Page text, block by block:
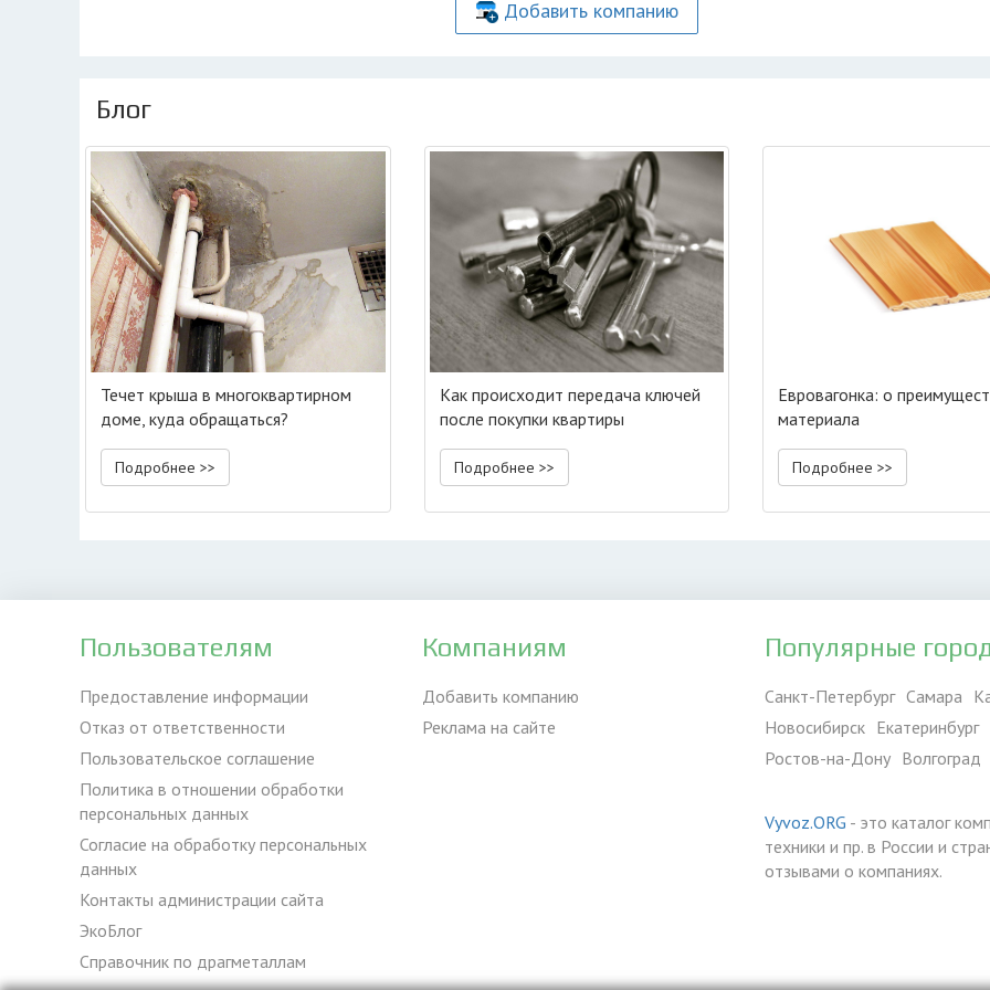
Добавить компанию
Блог
Течет крыша в многоквартирном
доме, куда обращаться?
Подробнее >>
Как происходит передача ключей
после покупки квартиры
Подробнее >>
Евровагонка: о
материала
Подробнее >>
Пользователям
Предоставление информации
Отказ от ответственности
Пользовательское соглашение
Политика в отношении обработки
персональных данных
Согласие на обработку персональных
данных
Контакты администрации сайта
ЭкоБлог
Справочник по драгметаллам
Компаниям
Добавить компанию
Реклама на сайте
Популярные
Санкт-Петербург Самара
Новосибирск Екатеринбург
Ростов-на-Дону Волгоград
Vyvoz.ORG - это каталог
техники и пр. в России и
отзывами о компаниях.